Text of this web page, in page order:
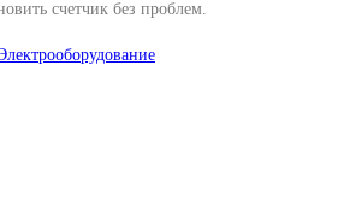
счетчик без проблем.